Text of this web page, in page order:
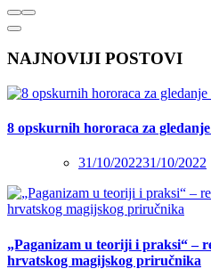
NAJNOVIJI POSTOVI
8 opskurnih hororaca za
31/10/202231/10/2022
„Paganizam u teoriji i praksi“ –
hrvatskog magijskog priručnika